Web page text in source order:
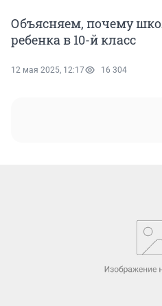
Объясняем, почему
ребенка в 10-й класс
12 мая 2025, 12:17 16 304